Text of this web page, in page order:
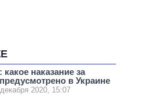
наказание за
в Украине
2020, 15:07